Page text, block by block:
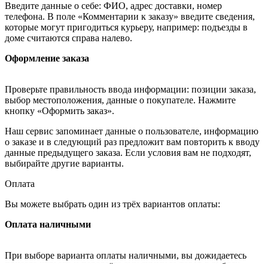
Введите данные о себе: ФИО, адрес доставки, номер
телефона. В поле «Комментарии к заказу» введите сведения,
которые могут пригодиться курьеру, например: подъезды в
доме считаются справа налево.
Оформление заказа
Проверьте правильность ввода информации: позиции заказа,
выбор местоположения, данные о покупателе. Нажмите
кнопку «Оформить заказ».
Наш сервис запоминает данные о пользователе, информацию
о заказе и в следующий раз предложит вам повторить к вводу
данные предыдущего заказа. Если условия вам не подходят,
выбирайте другие варианты.
Оплата
Вы можете выбрать один из трёх вариантов оплаты:
Оплата наличными
При выборе варианта оплаты наличными, вы дожидаетесь